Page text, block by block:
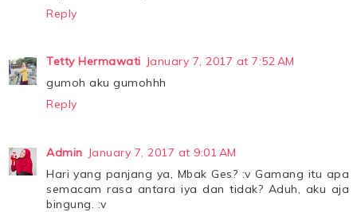
Reply
Tetty Hermawati January 7, 2017 at 7:52 AM
gumoh aku gumohhh
Reply
Admin January 7, 2017 at 9:01 AM
Hari yang panjang ya, Mbak Ges? :v Gamang itu apa
semacam rasa antara iya dan tidak? Aduh, aku aja
bingung. :v